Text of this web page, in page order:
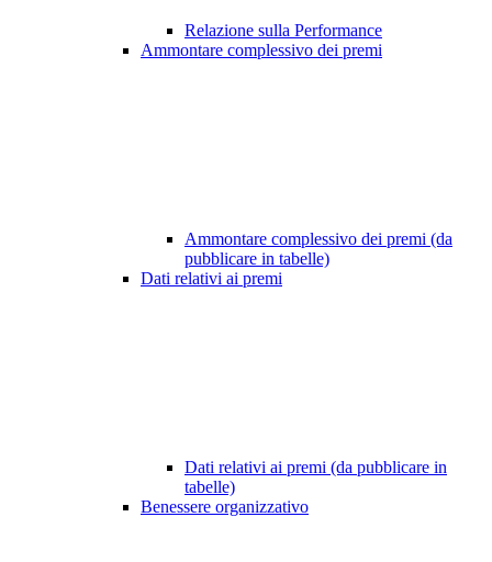
Relazione sulla Performance
Ammontare complessivo dei premi
Ammontare complessivo dei premi (da
pubblicare in tabelle)
Dati relativi ai premi
Dati relativi ai premi (da pubblicare in
tabelle)
Benessere organizzativo